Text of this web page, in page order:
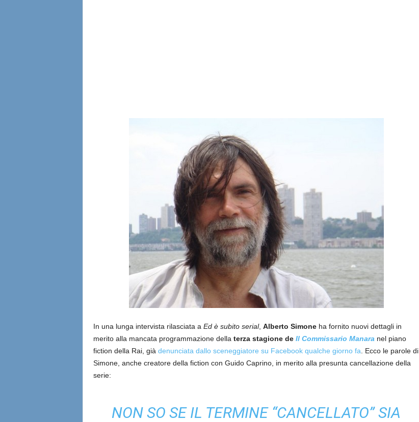
In una lunga intervista rilasciata a Ed è subito serial, Alberto Simoneha fornito nuovi dettagli in
merito alla mancata programmazione della terza stagione de Il Commissario Manara nel piano
fiction della Rai, già denunciata dallo sceneggiatore su Facebook qualche giorno fa . Ecco le parole di
Simone, anche creatore della fiction con Guido Caprino, in merito alla presunta cancellazione della
serie:
NON SO SE IL TERMINE “CANCELLATO” SIA